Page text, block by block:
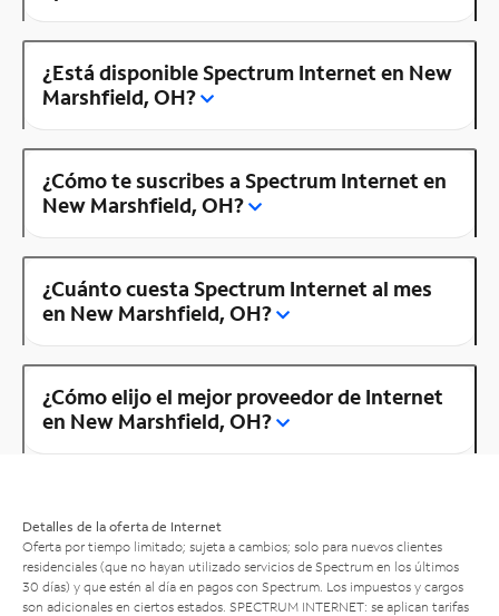
¿Está disponible Spectrum Internet en New
Marshfield, OH?
¿Cómo te suscribes a Spectrum Internet en
New Marshfield, OH?
¿Cuánto cuesta Spectrum Internet al mes
en New Marshfield, OH?
¿Cómo elijo el mejor proveedor de Internet
en New Marshfield, OH?
Detalles de la oferta de Internet
Oferta por tiempo limitado; sujeta a cambios; solo para nuevos clientes
residenciales (que no hayan utilizado servicios de Spectrum en los últimos
30 días) y que estén al día en pagos con Spectrum. Los impuestos y cargos
son adicionales en ciertos estados. SPECTRUM INTERNET: se aplican tarifas